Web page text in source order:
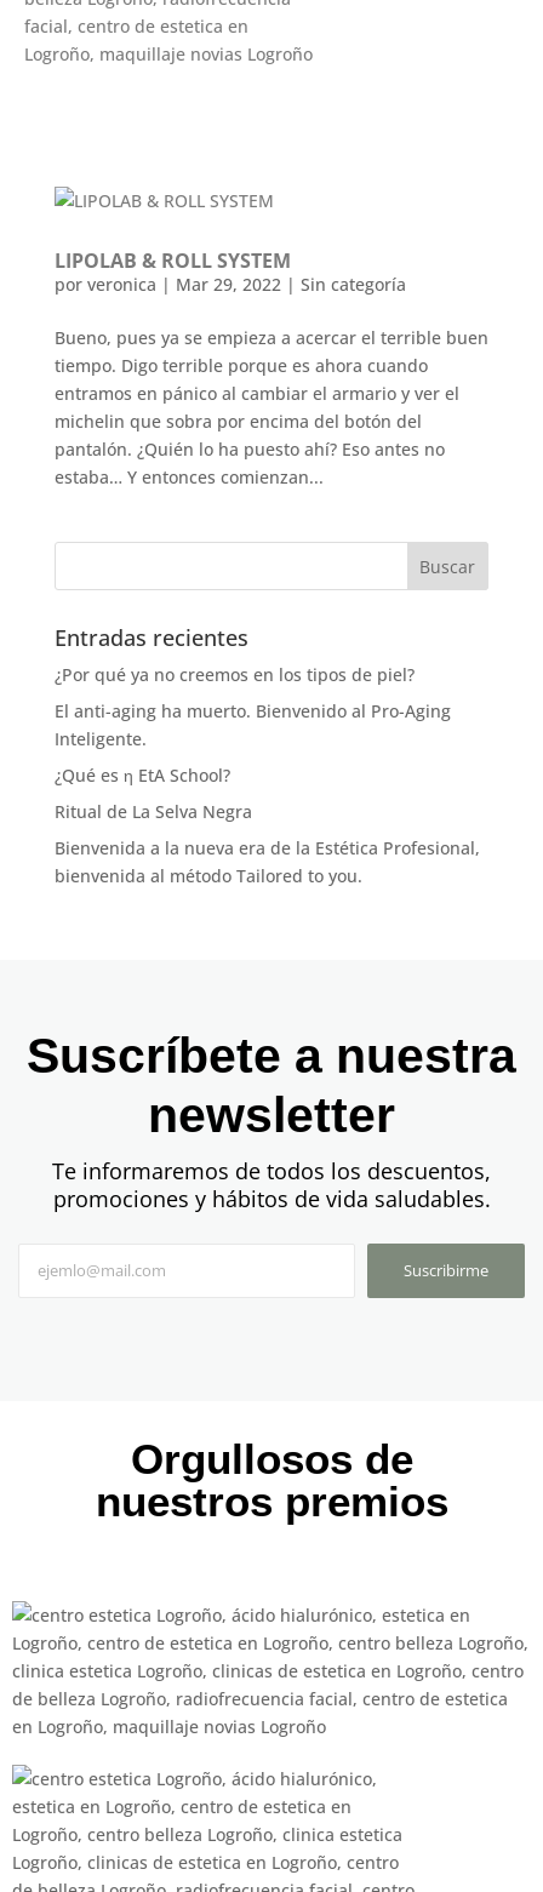
LIPOLAB & ROLL SYSTEM
por veronica | Mar 29, 2022| Sin categoría
Bueno, pues ya se empieza a acercar el terrible buen
tiempo. Digo terrible porque es ahora cuando
entramos en pánico al cambiar el armario y ver el
michelin que sobra por encima del botón del
pantalón. ¿Quién lo ha puesto ahí? Eso antes no
estaba… Y entonces comienzan...
Entradas recientes
¿Por qué ya no creemos en los tipos de piel?
El anti-aging ha muerto. Bienvenido al Pro-Aging
Inteligente.
¿Qué es η EtA School?
Ritual de La Selva Negra
Bienvenida a la nueva era de la Estética Profesional,
bienvenida al método Tailored to you.
Suscríbete a nuestra
newsletter
Te informaremos de todos los descuentos,
promociones y hábitos de vida saludables.
Suscribirme
Orgullosos de
nuestros premios